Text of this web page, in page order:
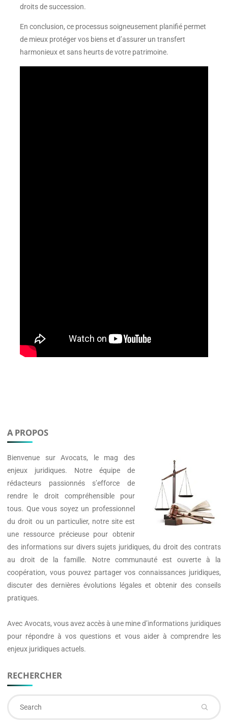
droits de succession.
En conclusion, ce processus soigneusement planifié permet
de mieux protéger vos biens et d’assurer un transfert
harmonieux et sans heurts de votre patrimoine.
A PROPOS
Bienvenue surAvocats, le mag des
enjeux juridiques. Notre équipe de
rédacteurs passionnés s’efforce de
rendre le droit compréhensible pour
tous. Que vous soyez un professionnel
du droit ou un particulier, notre site est
une ressource précieuse pour obtenir
des informations sur divers sujets juridiques, du droit des contrats
au droit de la famille. Notre communauté est ouverte à la
coopération, vous pouvez partager vos connaissances juridiques,
discuter des dernières évolutions légales et obtenir des conseils
pratiques.
Avec Avocats, vous avez accès à une mine d’informations juridiques
pour répondre à vos questions et vous aider à comprendre les
enjeux juridiques actuels.
RECHERCHER